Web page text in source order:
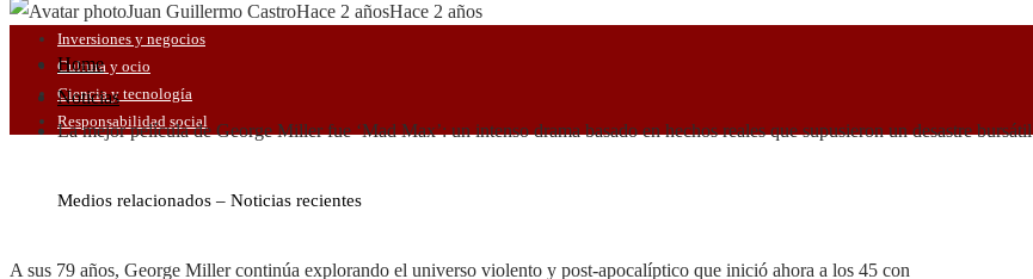
Inversiones y negocios
Cultura y ocio
Ciencia y tecnología
Responsabilidad social
Juan Guillermo CastroHace 2 añosHace 2 años
Home
Noticias
La mejor película de George Miller fue ‘Mad Max’: un intenso drama basado en hechos reales que supusieron un desastre bursátil
Medios relacionados – Noticias recientes
A sus 79 años, George Miller continúa explorando el universo violento y post-apocalíptico que inició ahora a los 45 con